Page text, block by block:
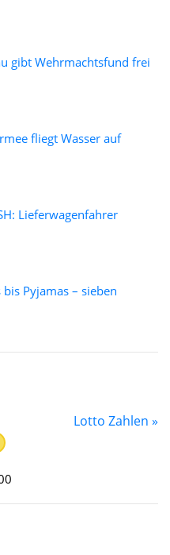
gibt Wehrmachtsfund frei
fliegt Wasser auf
Lieferwagenfahrer
Pyjamas – sieben
Lotto Zahlen »